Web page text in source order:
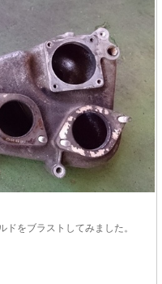
ドをブラストしてみました。